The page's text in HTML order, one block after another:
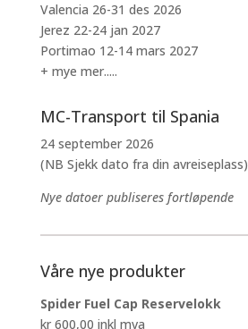
Valencia 26-31 des 2026
Jerez 22-24 jan 2027
Portimao 12-14 mars 2027
+ mye mer.....
MC-Transport til Spania
24 september 2026
(NB Sjekk dato fra din avreiseplass)
Nye datoer publiseres fortløpende
Våre nye produkter
Spider Fuel Cap Reservelokk
kr600,00 inkl mva